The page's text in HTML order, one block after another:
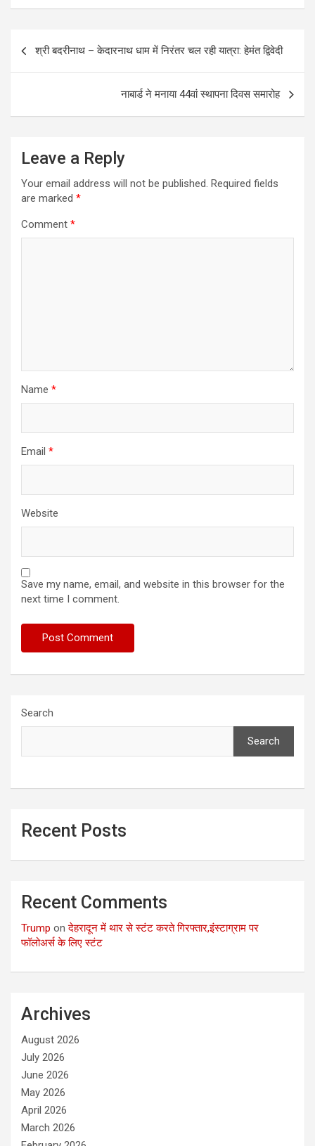
b
o
k
s
A
p
e
Post
navigation
श्री बदरीनाथ – केदारनाथ धाम में निरंतर चल रही यात्रा: हेमंत द्विवेदी
नाबार्ड ने मनाया 44वां स्थापना दिवस समारोह
Leave a Reply
Your email address will not be published. Required fields
are marked *
Comment *
Name *
Email *
Website
Save my name, email, and website in this browser for the
next time I comment.
Search
Search
Recent Posts
Recent Comments
Trump onदेहरादून में थार से स्टंट करते गिरफ्तार,इंस्टाग्राम पर
फॉलोअर्स के लिए स्टंट
Archives
August 2026
July 2026
June 2026
May 2026
April 2026
March 2026